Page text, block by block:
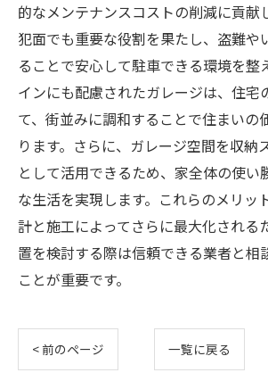
的なメンテナンスコストの削減に貢献
犯面でも重要な役割を果たし、盗難や
ることで安心して駐車できる環境を整
インにも配慮されたガレージは、住宅
て、街並みに調和することで住まいの
ります。さらに、ガレージ空間を収納
として活用できるため、家全体の使い
な生活を実現します。これらのメリッ
計と施工によってさらに最大化される
置を検討する際は信頼できる業者と相
ことが重要です。
< 前のページ 一覧に戻る